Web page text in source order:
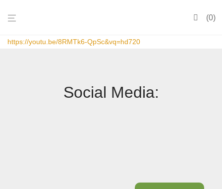
0
https://youtu.be/8RMTk6-QpSc&vq=hd720
Social Media: